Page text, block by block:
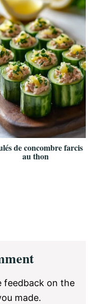
de concombre farcis
au thon
feedback on the
made.